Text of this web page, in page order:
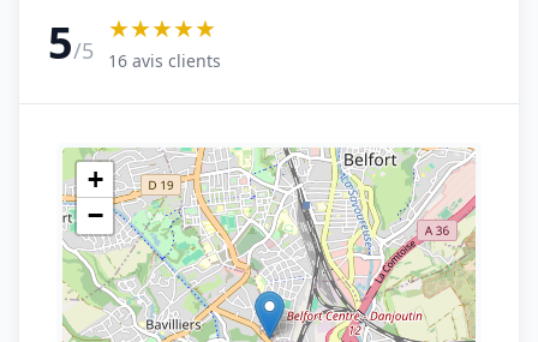
5/5
★★★★★
16 avis clients
+
−